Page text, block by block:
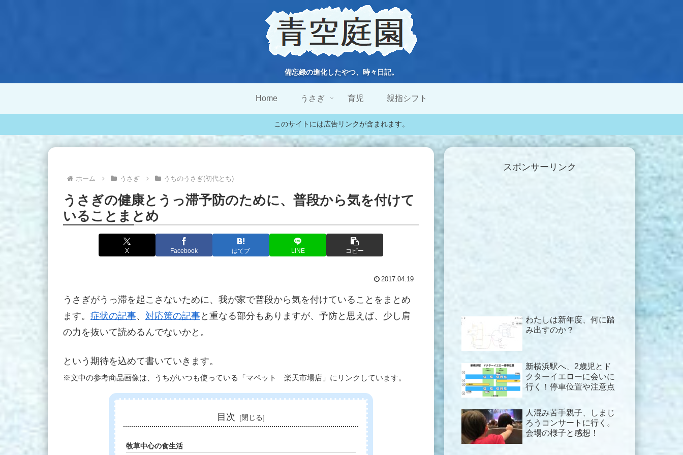
備忘録の進化したやつ、時々日記。
Home うさぎ 育児 親指シフト
このサイトには広告リンクが含まれます。
ホーム うさぎ うちのうさぎ(初代とち)
うさぎの健康とうっ滞予防のために、普段から気を付けて
いることまとめ
X Facebook はてブ LINE コピー
2017.04.19
うさぎがうっ滞を起こさないために、我が家で普段から気を付けていることをまとめ
ます。 症状の記事、 対応策の記事と重なる部分もありますが、予防と思えば、少し肩
の力を抜いて読めるんでないかと。
という期待を込めて書いていきます。
※文中の参考商品画像は、うちがいつも使っている「マペット 楽天市場店」にリンクしています。
目次
牧草中心の食生活
スポンサーリンク
わたしは新年度、何に踏
み出すのか？
新横浜駅へ、2歳児とド
クターイエローに会いに
行く！停車位置や注意点
人混み苦手親子、しまじ
ろうコンサートに行く。
会場の様子と感想！